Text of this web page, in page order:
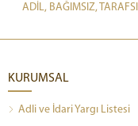
ADİL, BAĞIMSIZ,
KURUMSAL
Adli ve İdari Yargı Listesi